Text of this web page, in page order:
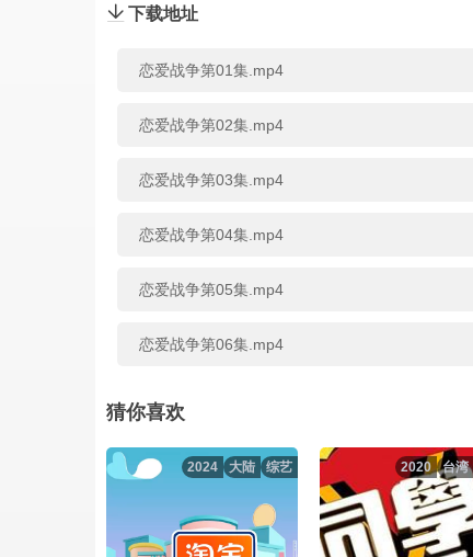
下载地址
恋爱战争第01集.mp4
恋爱战争第02集.mp4
恋爱战争第03集.mp4
恋爱战争第04集.mp4
恋爱战争第05集.mp4
恋爱战争第06集.mp4
恋爱战争第07集.mp4
猜你喜欢
综艺
大陆
2024 台湾
2020